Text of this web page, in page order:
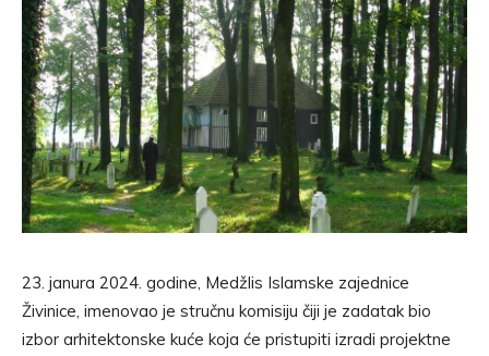
23. janura 2024. godine, Medžlis Islamske zajednice
Živinice, imenovao je stručnu komisiju čiji je zadatak bio
izbor arhitektonske kuće koja će pristupiti izradi projektne